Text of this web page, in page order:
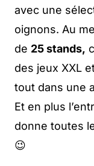
avec une
oignons. Au
de 25 stands,
des jeux XXL
tout dans une
Et en plus
donne toutes
😉